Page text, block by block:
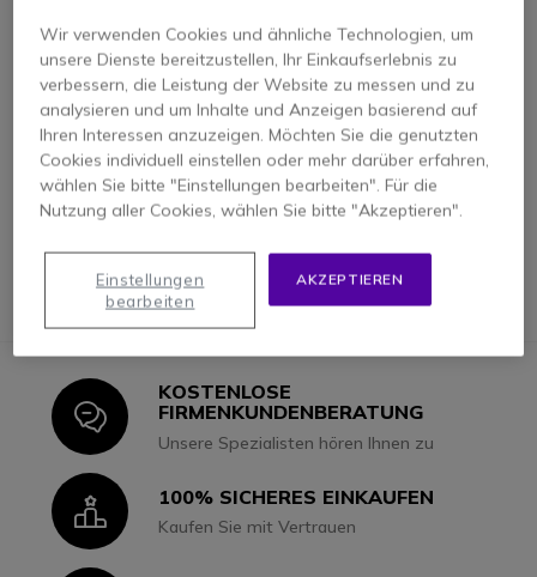
Unsere Empfehlung
Motorola Funkgeräte
Digitales funkgerät
Militärische funkgeräte
Ohrhörer funkgerät
Funkgerät wasserdicht
Wasserdichte funkgeräte
Gehörschutz-Headset für Funkgeräte
Jabra evolve2 30 se ms stereo
Mini Bluetooth Kopfhörer
Peltor helme
Icon
KOSTENLOSE
FIRMENKUNDENBERATUNG
Unsere Spezialisten hören Ihnen zu
Icon100% SICHERES EINKAUFEN
Kaufen Sie mit Vertrauen
Wir verwenden Cookies und ähnliche Technologien, um
unsere Dienste bereitzustellen, Ihr Einkaufserlebnis zu
verbessern, die Leistung der Website zu messen und zu
analysieren und um Inhalte und Anzeigen basierend auf
Ihren Interessen anzuzeigen. Möchten Sie die genutzten
Cookies individuell einstellen oder mehr darüber erfahren,
wählen Sie bitte "Einstellungen bearbeiten". Für die
Nutzung aller Cookies, wählen Sie bitte "Akzeptieren".
AKZEPTIEREN
Einstellungen
bearbeiten